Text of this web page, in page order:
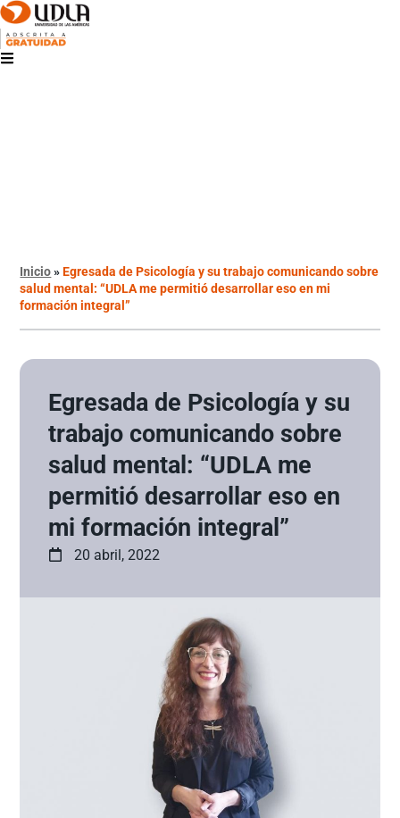
Inicio»Egresada de Psicología y su trabajo comunicando sobre
salud mental: “UDLA me permitió desarrollar eso en mi
formación integral”
Egresada de Psicología y su
trabajo comunicando sobre
salud mental: “UDLA me
permitió desarrollar eso en
mi formación integral”
20 abril, 2022